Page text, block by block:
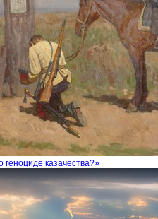
геноциде казачества?»